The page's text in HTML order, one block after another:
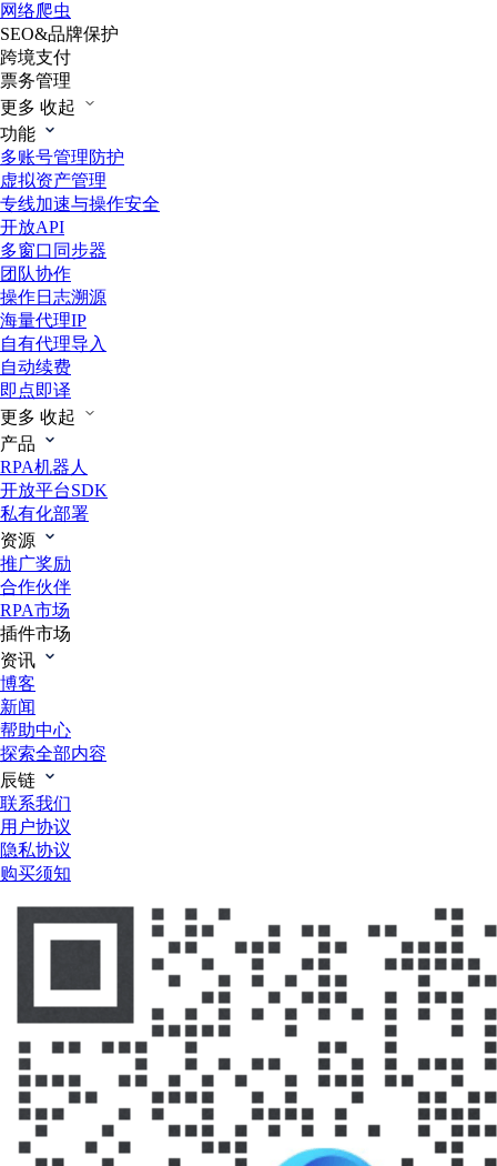
网络爬虫
SEO&品牌保护
跨境支付
票务管理
更多 收起
功能
多账号管理防护
虚拟资产管理
专线加速与操作安全
开放API
多窗口同步器
团队协作
操作日志溯源
海量代理IP
自有代理导入
自动续费
即点即译
更多 收起
产品
RPA机器人
开放平台SDK
私有化部署
资源
推广奖励
合作伙伴
RPA市场
插件市场
资讯
博客
新闻
帮助中心
探索全部内容
辰链
联系我们
用户协议
隐私协议
购买须知